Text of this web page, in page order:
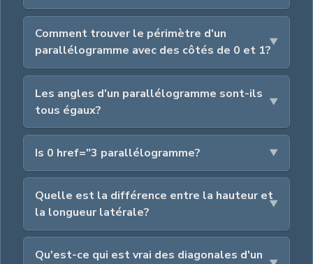
Comment trouver le périmètre d'un
parallélogramme avec des côtés de 0 et 1?
Les angles d'un parallélogramme sont-ils
tous égaux?
Is 0 href="3 parallélogramme?
Quelle est la différence entre la hauteur et
la longueur latérale?
Qu'est-ce qui est vrai des diagonales d'un